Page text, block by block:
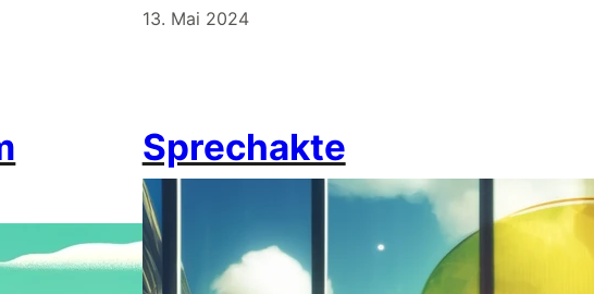
13. Mai 2024
Sprechakte